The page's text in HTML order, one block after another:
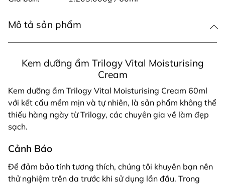
Mô tả sản phẩm
Kem dưỡng ẩm Trilogy Vital Moisturising
Cream
Kem dưỡng ẩm Trilogy Vital Moisturising Cream 60ml
với kết cấu mềm mịn và tự nhiên, là sản phẩm không thể
thiếu hàng ngày từ Trilogy, các chuyên gia về làm đẹp
sạch.
Cảnh Báo
Để đảm bảo tính tương thích, chúng tôi khuyên bạn nên
thử nghiệm trên da trước khi sử dụng lần đầu. Trong